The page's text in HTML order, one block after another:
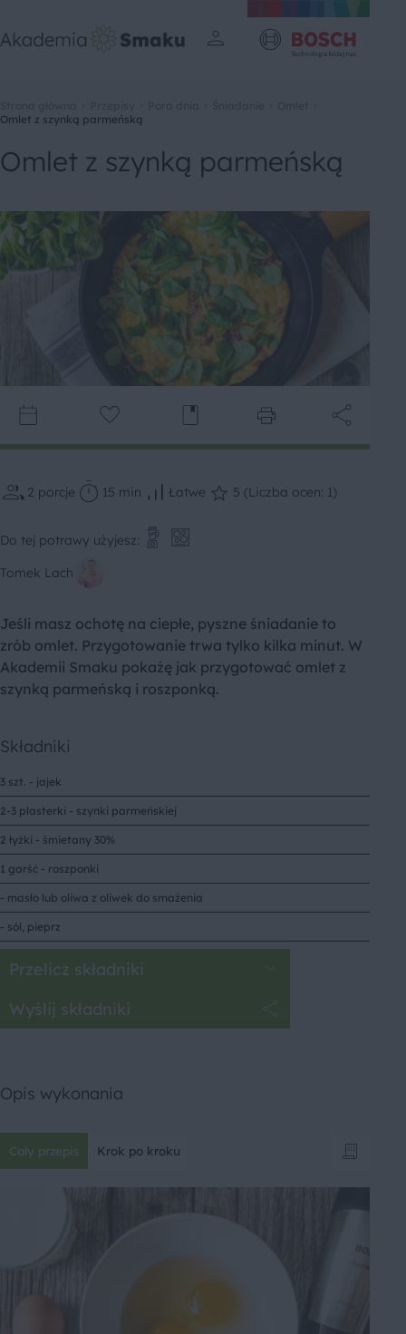
Omlet z szynką parmeńską
Omlet z szynką parmeńską
2 porcje 15 min Łatwe 5 (Liczba ocen: 1)
Do tej potrawy użyjesz:
Tomek Lach
Jeśli masz ochotę na ciepłe, pyszne śniadanie to
zrób omlet. Przygotowanie trwa tylko kilka minut. W
Akademii Smaku pokażę jak przygotować omlet z
szynką parmeńską i roszponką.
Składniki
3 szt. - jajek
2-3 plasterki - szynki parmeńskiej
2 łyżki - śmietany 30%
1 garść - roszponki
- masło lub oliwa z oliwek do smażenia
- sól, pieprz
Przelicz składniki
Wyślij składniki
Opis wykonania
Cały przepis Krok po kroku